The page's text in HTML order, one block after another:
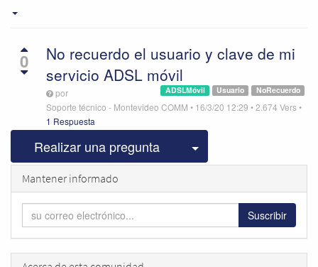
0
No recuerdo el usuario y clave de mi
servicio ADSL móvil
NoRecuerdo
Usuario
ADSLMóvil
por
Soporte técnico - Montevideo COMM • 16/3/20 12:29 •2.674 Vers•
1 Respuesta
Realizar una pregunta Seleccionar
Mantener informado
Suscribir